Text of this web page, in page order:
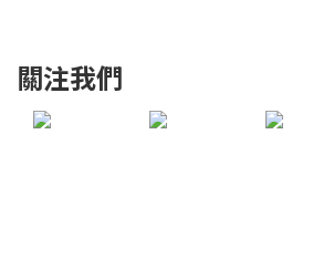
關注我們